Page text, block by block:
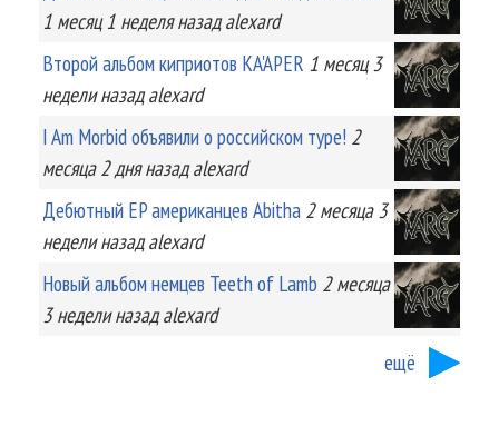
1 месяц 1 неделяназад alexard
Второй альбом киприотов KA'APER 1 месяц 3
неделиназад alexard
I Am Morbid объявили о российском туре! 2
месяца 2 дняназад alexard
Дебютный EP американцев Abitha 2 месяца 3
неделиназад alexard
Новый альбом немцев Teeth of Lamb 2 месяца
3 неделиназад alexard
ещё